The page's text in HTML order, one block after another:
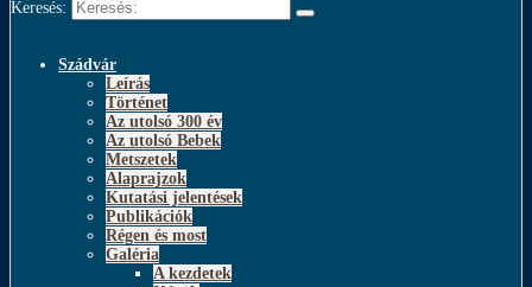
Keresés:
Szádvár
Leírás
Történet
Az utolsó 300 év
Az utolsó Bebek
Metszetek
Alaprajzok
Kutatási jelentések
Publikációk
Régen és most
Galéria
A kezdetek